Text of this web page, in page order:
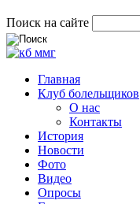
Поиск на сайте
Главная
Клуб болельщиков
О нас
Контакты
История
Новости
Фото
Видео
Опросы